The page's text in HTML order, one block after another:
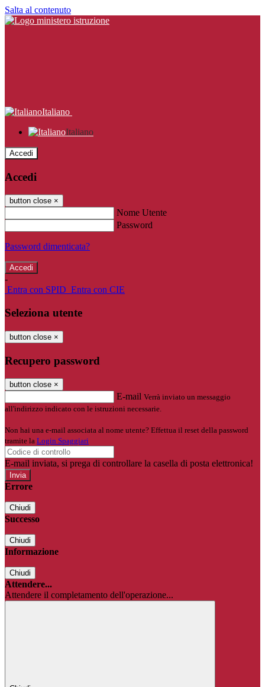
Salta al contenuto
Italiano
Italiano
Accedi
Accedi
button close ×
Nome Utente
Password
Password dimenticata?
-
Entra con SPID Entra con CIE
Seleziona utente
button close ×
Recupero password
button close ×
E-mail Verrà inviato un messaggio
all'indirizzo indicato con le istruzioni necessarie.
Non hai una e-mail associata al nome utente? Effettua il reset della password
tramite la Login Spaggiari
E-mail inviata, si prega di controllare la casella di posta elettronica!
Errore
Chiudi
Successo
Chiudi
Informazione
Chiudi
Attendere...
Attendere il completamento dell'operazione...